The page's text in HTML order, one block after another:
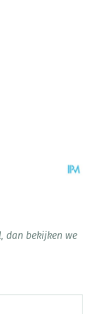
dan bekijken we